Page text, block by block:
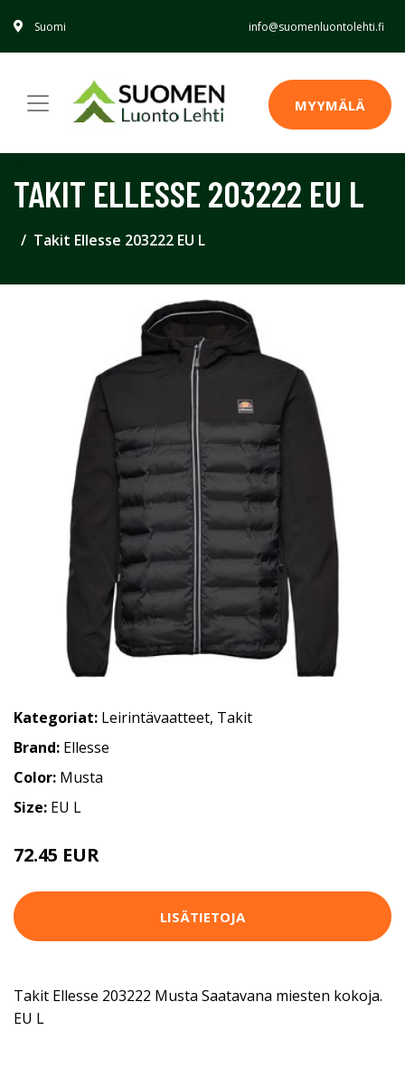
Suomi info@suomenluontolehti.fi
MYYMÄLÄ
TAKIT ELLESSE 203222 EU L
Takit Ellesse 203222 EU L
Kategoriat: Leirintävaatteet, Takit
Brand: Ellesse
Color: Musta
Size: EU L
72.45 EUR
LISÄTIETOJA
Takit Ellesse 203222 Musta Saatavana miesten kokoja.
EU L